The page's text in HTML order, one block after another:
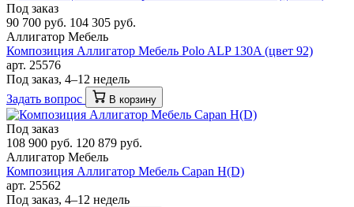
Под заказ
90 700 руб. 104 305 руб.
Аллигатор Мебель
Композиция Аллигатор Мебель Polo ALP 130A (цвет 92)
арт. 25576
Под заказ, 4–12 недель
Задать вопрос
В корзину
Под заказ
108 900 руб. 120 879 руб.
Аллигатор Мебель
Композиция Аллигатор Мебель Capan H(D)
арт. 25562
Под заказ, 4–12 недель